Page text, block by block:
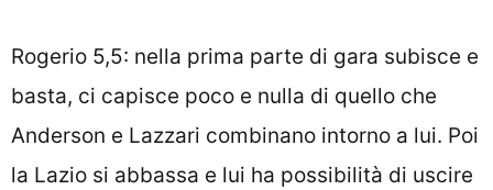
Rogerio 5,5: nella prima parte di gara subisce e
basta, ci capisce poco e nulla di quello che
Anderson e Lazzari combinano intorno a lui. Poi
la Lazio si abbassa e lui ha possibilità di uscire